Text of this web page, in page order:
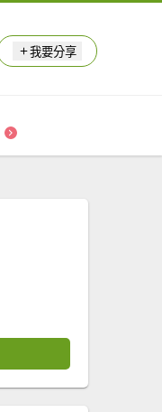
我要分享